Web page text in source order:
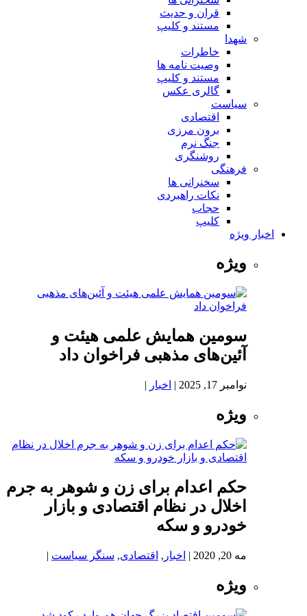
قران و حدیث
مستند و کلیپ
شهدا
خاطرات
وصیت نامه ها
مستند و کلیپ
گالری عکس
سیاست
اقتصادی
برون مرزی
جنگ نرم
روشنگری
فرهنگی
سخنرانی ها
نکات راهبردی
حجاب
کلیپ
اخبار ویژه
ویژه
سومین همایش علمی هیئت و
آئین‌های مذهبی فراخوان داد
نوامبر 17, 2025 | اخبار |
ویژه
حکم اعدام برای زن و شوهر به جرم
اخلال در نظام اقتصادی و بازار
خودرو و سکه
مه 20, 2020 | اخبار , اقتصادی, سنگر سیاست |
ویژه